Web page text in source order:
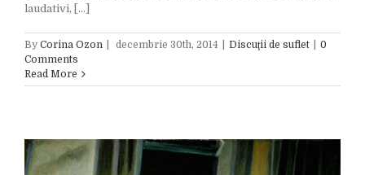
laudativi, [...]
By Corina Ozon decembrie 30th, 2014 Discuţii de suflet
0
Comments
Read More